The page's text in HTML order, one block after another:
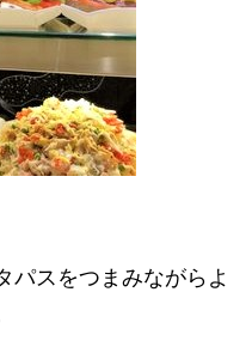
パスをつまみながらよ